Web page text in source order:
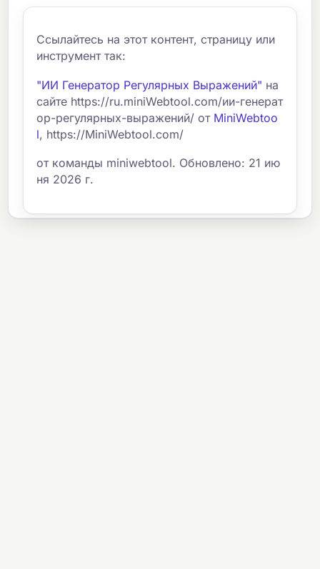
Ссылайтесь на этот контент, страницу или
инструмент так:
"ИИ Генератор Регулярных Выражений" на
сайте https://ru.miniWebtool.com/ии-генерат
ор-регулярных-выражений/ от MiniWebtoo
l, https://MiniWebtool.com/
от команды miniwebtool. Обновлено: 21 ию
ня 2026 г.